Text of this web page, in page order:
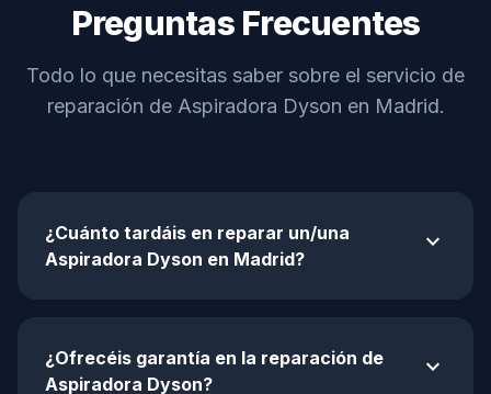
Preguntas Frecuentes
Todo lo que necesitas saber sobre el servicio de
reparación de Aspiradora Dyson en Madrid.
¿Cuánto tardáis en reparar un/una
Aspiradora Dyson en Madrid?
expand_more
¿Ofrecéis garantía en la reparación de
Aspiradora Dyson?
expand_more